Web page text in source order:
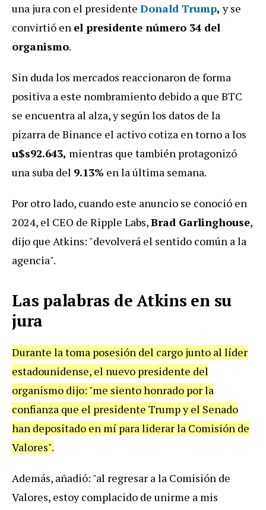
una jura con el presidente Donald Trump, y se
convirtió en el presidente número 34 del
organismo.
Sin duda los mercados reaccionaron de forma
positiva a este nombramiento debido a que BTC
se encuentra al alza, y según los datos de la
pizarra de Binance el activo cotiza en torno a los
u$s92.643, mientras que también protagonizó
una suba del 9.13% en la última semana.
Por otro lado, cuando este anuncio se conoció en
2024, el CEO de Ripple Labs,Brad Garlinghouse,
dijo que Atkins: "devolverá el sentido común a la
agencia".
Las palabras de Atkins en su
jura
Durante la toma posesión del cargo junto al líder
estadounidense, el nuevo presidente del
organismo dijo: "me siento honrado por la
confianza que el presidente Trump y el Senado
han depositado en mí para liderar la Comisión de
Valores".
Además, añadió: "al regresar a la Comisión de
Valores, estoy complacido de unirme a mis